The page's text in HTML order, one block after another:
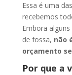
Essa é uma
recebemos
Embora
de fossa, não
orçamento
Por que a